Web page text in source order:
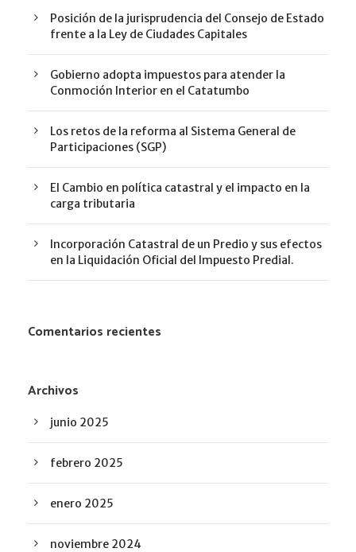
Posición de la jurisprudencia del Consejo de Estado
frente a la Ley de Ciudades Capitales
Gobierno adopta impuestos para atender la
Conmoción Interior en el Catatumbo
Los retos de la reforma al Sistema General de
Participaciones (SGP)
El Cambio en política catastral y el impacto en la
carga tributaria
Incorporación Catastral de un Predio y sus efectos
en la Liquidación Oficial del Impuesto Predial.
Comentarios recientes
Archivos
junio 2025
febrero 2025
enero 2025
noviembre 2024